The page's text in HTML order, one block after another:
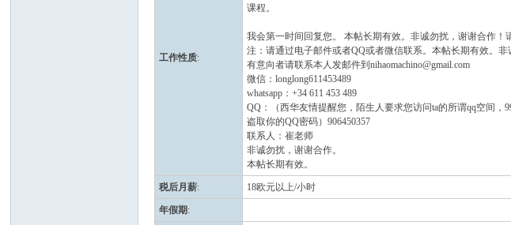
工作性质:
课程。
我会第一时间回复您。 本帖长期有效。非诚勿扰，谢谢合作！
注：请通过电子邮件或者QQ或者微信联系。本帖长期有效。非
有意向者请联系本人发邮件到nihaomachino@gmail.com
微信：longlong611453489
whatsapp：+34 611 453 489
QQ：（西华友情提醒您，陌生人要求您访问ta的所谓qq空间
盗取你的QQ密码）906450357
联系人：崔老师
非诚勿扰，谢谢合作。
本帖长期有效。
税后月薪: 18欧元以上/小时
年假期: